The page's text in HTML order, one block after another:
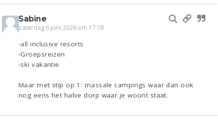
Sabine
zaterdag 6 juni 2026 om 17:18
-all inclusive resorts
-Groepsreizen
-ski vakantie
Maar met stip op 1: massale campings waar dan ook
nog eens het halve dorp waar je woont staat.